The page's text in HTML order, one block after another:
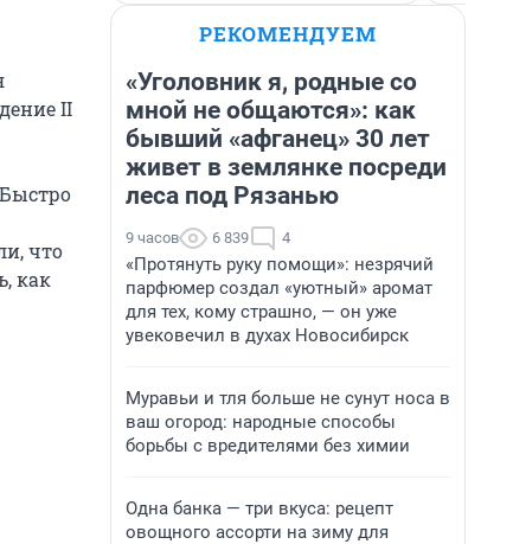
II
что
как
РЕКОМЕНДУЕМ
«Уголовник я, родные со
мной не общаются»: как
бывший «афганец» 30 лет
живет в землянке посреди
леса под Рязанью
9 часов 6 839 4
«Протянуть руку помощи»: незрячий
парфюмер создал «уютный» аромат
для тех, кому страшно, — он уже
увековечил в духах Новосибирск
Муравьи и тля больше не сунут носа в
ваш огород: народные способы
борьбы с вредителями без химии
Одна банка — три вкуса: рецепт
овощного ассорти на зиму для